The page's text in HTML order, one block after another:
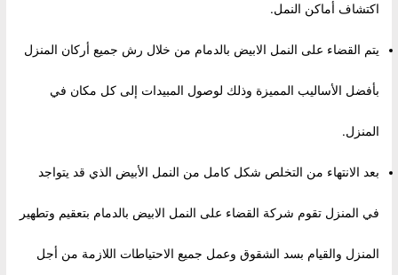
اكتشاف أماكن النمل.
يتم القضاء على النمل الابيض بالدمام من خلال رش جميع أركان المنزل
بأفضل الأساليب المميزة وذلك لوصول المبيدات إلى كل مكان في
المنزل.
بعد الانتهاء من التخلص شكل كامل من النمل الأبيض الذي قد يتواجد
في المنزل تقوم شركة القضاء على النمل الابيض بالدمام بتعقيم وتطهير
المنزل والقيام بسد الشقوق وعمل جميع الاحتياطات اللازمة من أجل